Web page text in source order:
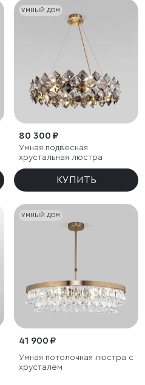
УМНЫЙ ДОМ
80 300 ₽
Умная подвесная
хрустальная люстра
КУПИТЬ
УМНЫЙ ДОМ
41 900 ₽
Умная потолочная люстра с
хрусталем